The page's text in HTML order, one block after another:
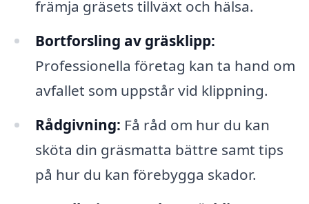
främja gräsets tillväxt och hälsa.
Bortforsling av gräsklipp:
Professionella företag kan ta hand om
avfallet som uppstår vid klippning.
Rådgivning: Få råd om hur du kan
sköta din gräsmatta bättre samt tips
på hur du kan förebygga skador.